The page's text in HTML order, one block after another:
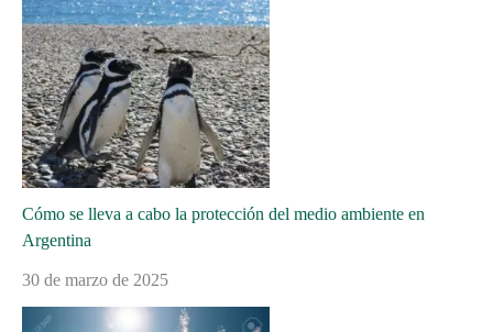
Cómo se lleva a cabo la protección del medio ambiente en
Argentina
30 de marzo de 2025